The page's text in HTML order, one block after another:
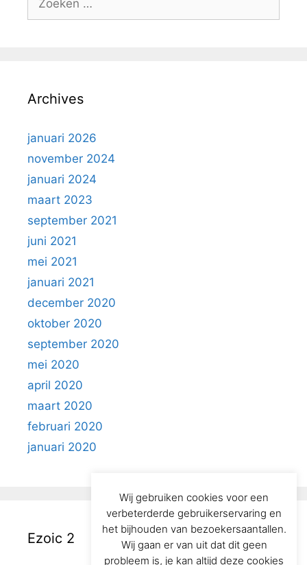
naar:
Archives
januari 2026
november 2024
januari 2024
maart 2023
september 2021
juni 2021
mei 2021
januari 2021
december 2020
oktober 2020
september 2020
mei 2020
april 2020
maart 2020
februari 2020
januari 2020
Ezoic 2
Wij gebruiken cookies voor een
verbeterderde gebruikerservaring en
het bijhouden van bezoekersaantallen.
Wij gaan er van uit dat dit geen
probleem is, je kan altijd deze cookies